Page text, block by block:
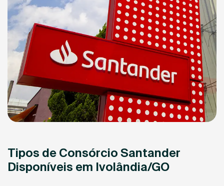
Tipos de Consórcio Santander
Disponíveis em Ivolândia/GO